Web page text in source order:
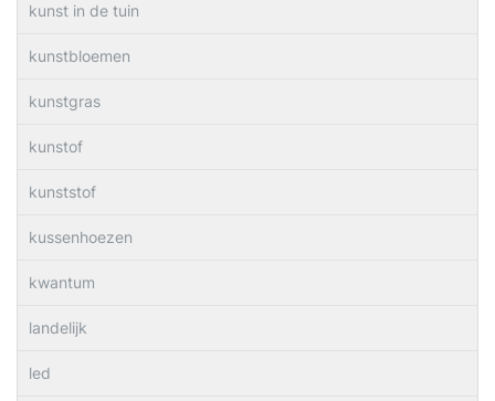
kunst in de tuin
kunstbloemen
kunstgras
kunstof
kunststof
kussenhoezen
kwantum
landelijk
led